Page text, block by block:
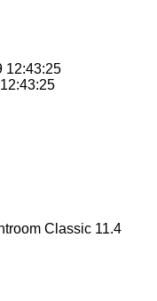
12:43:25
Classic 11.4